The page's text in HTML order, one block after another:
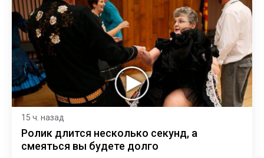
15 ч. назад
Ролик длится несколько секунд, а
смеяться вы будете долго